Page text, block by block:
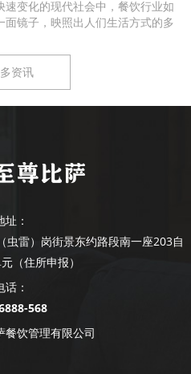
速变化的现代社会中，餐饮行业如
面镜子，映照出人们生活方式的多
资讯
址：
虫雷）岗街景东约路段南一座203自
（住所申报）
话：
568
餐饮管理有限公司